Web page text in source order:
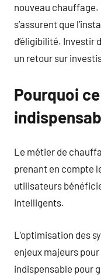
nouveau
s’assurent que
d’éligibilité. Investir
un retour sur
Pourquoi
Le métier de
prenant en compte
utilisateurs
intelligents.
L’optimisation des
enjeux majeurs
indispensable pour